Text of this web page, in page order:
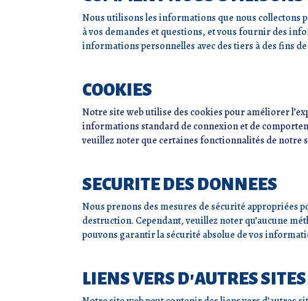
Nous utilisons les informations que nous collectons
à vos demandes et questions, et vous fournir des
informations personnelles avec des tiers à des fins
COOKIES
Notre site web utilise des cookies pour améliorer
informations standard de connexion et de
veuillez noter que certaines fonctionnalités de notre
SECURITE DES DONNEES
Nous prenons des mesures de sécurité
destruction. Cependant, veuillez noter qu’aucune
pouvons garantir la sécurité absolue de vos
LIENS VERS D'AUTRES